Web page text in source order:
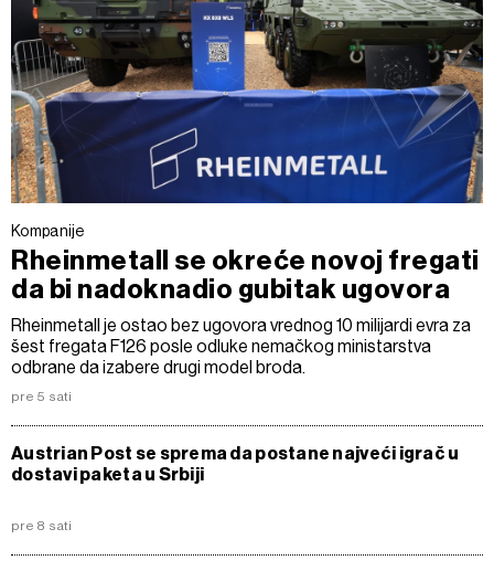
Kompanije
Rheinmetall se okreće novoj fregati
da bi nadoknadio gubitak ugovora
Rheinmetall je ostao bez ugovora vrednog 10 milijardi evra za
šest fregata F126 posle odluke nemačkog ministarstva
odbrane da izabere drugi model broda.
pre 5 sati
Austrian Post se sprema da postane najveći igrač u
dostavi paketa u Srbiji
pre 8 sati